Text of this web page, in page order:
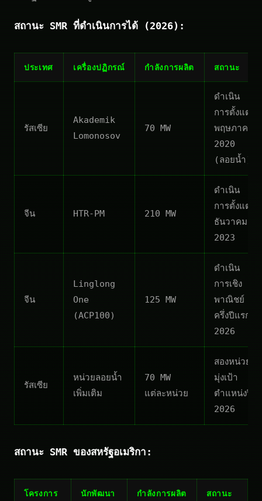
สถานะ SMR ที่ดำเนินการได้ (2026):
ประเทศ เครื่องปฏิกรณ์ กำลังการผลิต สถานะ
รัสเซีย
Akademik
Lomonosov
70 MW
ดำเนิน
การตั้งแต่
พฤษภาคม
2020
(ลอยน้ำ)
จีน HTR-PM 210 MW
ดำเนิน
การตั้งแต่
ธันวาคม
2023
จีน
Linglong
One
(ACP100)
125 MW
ดำเนิน
การเชิง
พาณิชย์
ครึ่งปีแรก
2026
รัสเซีย
หน่วยลอยน้ำ
เพิ่มเติม
70 MW
แต่ละหน่วย
สองหน่วย
มุ่งเป้า
ตำแหน่งปี
2026
สถานะ SMR ของสหรัฐอเมริกา:
โครงการ นักพัฒนา กำลังการผลิต สถานะ